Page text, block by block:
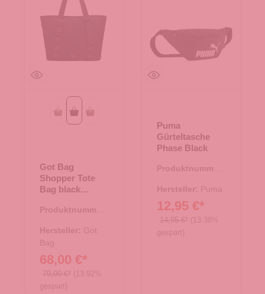
bass monochrome
black monochrome
oyster monochrome
Got Bag
Shopper Tote
Bag black
Produktnummer:
Hersteller: Got
Bag
68,00 €*
79,00 €* (13.92%
gespart)
Puma
Gürteltasche
Phase Black
Produktnummer:
Hersteller: Puma
12,95 €*
14,95 €* (13.38%
gespart)